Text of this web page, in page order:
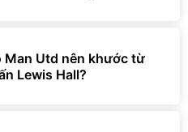
Man Utd nên khước từ
Lewis Hall?